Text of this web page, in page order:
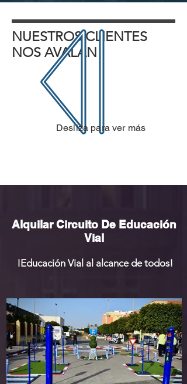
Alquilar Circuito De Educación
Vial
!Educación Vial al alcance de todos!
NUESTROS CLIENTES
NOS AVALAN
Desliza para ver más